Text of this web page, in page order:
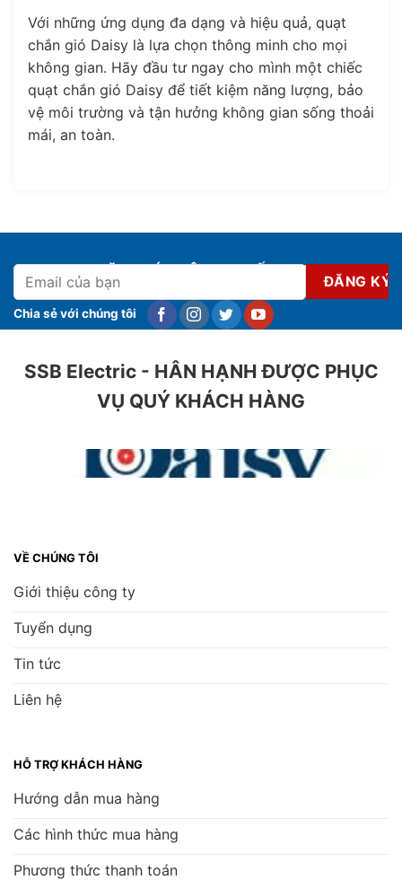
Với những ứng dụng đa dạng và hiệu quả, quạt
chắn gió Daisy là lựa chọn thông minh cho mọi
không gian. Hãy đầu tư ngay cho mình một chiếc
quạt chắn gió Daisy để tiết kiệm năng lượng, bảo
vệ môi trường và tận hưởng không gian sống thoải
mái, an toàn.
ĐĂNG KÝ NHẬN KHUYẾN MẠI
Chia sẻ với chúng tôi
SSB Electric - HÂN HẠNH ĐƯỢC PHỤC
VỤ QUÝ KHÁCH HÀNG
VỀ CHÚNG TÔI
Giới thiệu công ty
Tuyển dụng
Tin tức
Liên hệ
HỖ TRỢ KHÁCH HÀNG
Hướng dẫn mua hàng
Các hình thức mua hàng
Phương thức thanh toán